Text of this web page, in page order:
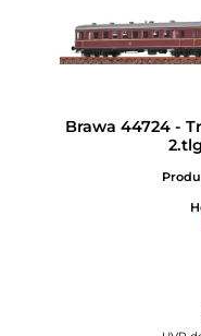
Brawa 44724 -